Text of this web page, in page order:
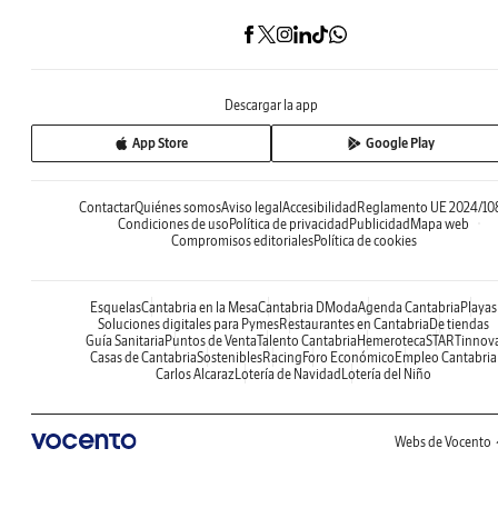
Descargar la app
App Store Google Play
ContactarQuiénes somosAviso legalAccesibilidadReglamento UE 2024/
Condiciones de usoPolítica de privacidadPublicidadMapa web
Compromisos editorialesPolítica de cookies
EsquelasCantabria en la MesaCantabria DModaAgenda CantabriaPlayas
Soluciones digitales para PymesRestaurantes en CantabriaDe tiendas
Guía SanitariaPuntos de VentaTalento CantabriaHemeroteca
Casas de CantabriaSosteniblesRacingForo EconómicoEmpleo Cantabria
Carlos AlcarazLotería de NavidadLotería del Niño
Webs de Vocento